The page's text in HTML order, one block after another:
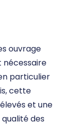
ouvrage
particulier
cette
et une
des